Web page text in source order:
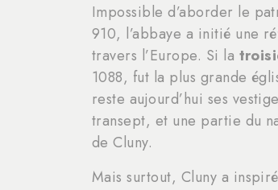
Impossible d’aborder le
910, l’abbaye a initié une
travers l’Europe. Si la
1088, fut la plus grande
reste aujourd’hui ses
transept, et une partie du
de Cluny.
Mais surtout, Cluny a